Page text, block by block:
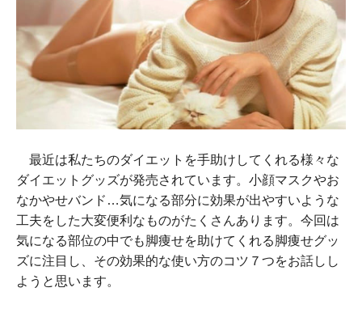
最近は私たちのダイエットを手助けしてくれる様々な
ダイエットグッズが発売されています。小顔マスクやお
なかやせバンド…気になる部分に効果が出やすいような
工夫をした大変便利なものがたくさんあります。今回は
気になる部位の中でも脚痩せを助けてくれる脚痩せグッ
ズに注目し、その効果的な使い方のコツ７つをお話しし
ようと思います。